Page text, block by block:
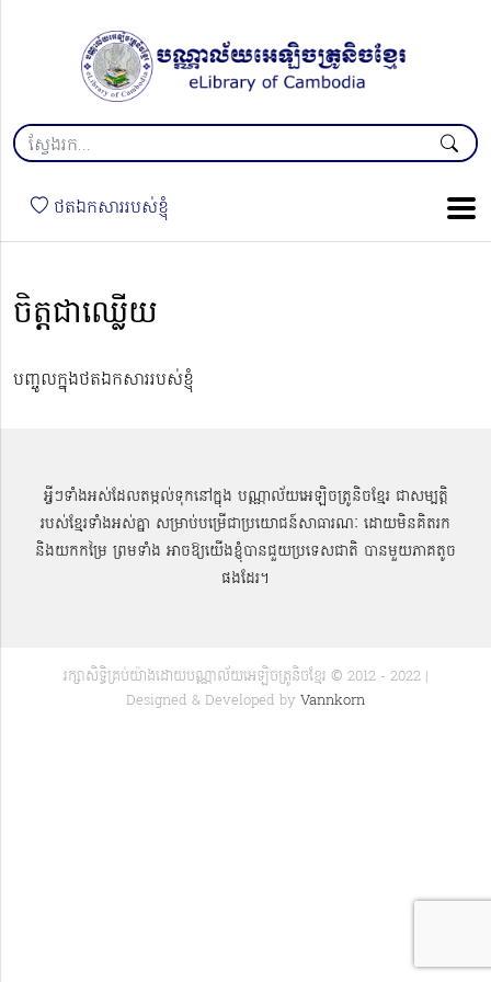
ថតឯកសាររបស់ខ្ញុំ
ចិត្តជាឈ្លើយ
បញ្ចូលក្នុងថតឯកសាររបស់ខ្ញុំ
អ្វីៗទាំងអស់ដែលតម្កល់ទុកនៅក្នុង បណ្ណាល័យអេឡិចត្រូនិចខ្មែរ ជាសម្បតិ្ត
របស់ខ្មែរទាំងអស់គ្នា សម្រាប់បម្រើជាប្រយោជន៍សាធារណៈ ដោយមិនគិតរក
និងយកកម្រៃ ព្រមទាំង អាចឱ្យយើងខ្ញុំបានជួយប្រទេសជាតិ បានមួយភាគតូច
ផងដែរ។
រក្សាសិទ្ធិគ្រប់យ៉ាងដោយបណ្ណាល័យអេឡិចត្រូនិចខ្មែរ © 2012 - 2022 |
Designed & Developed by Vannkorn